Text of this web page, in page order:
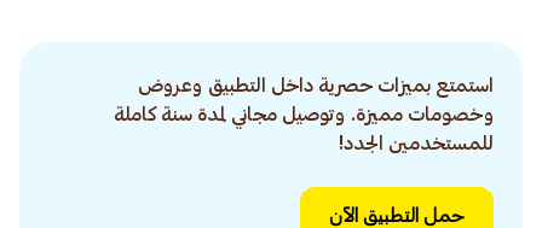
استمتع بميزات حصرية داخل التطبيق وعروض
وخصومات مميزة. وتوصيل مجاني لمدة سنة كاملة
للمستخدمين الجدد!
حمل التطبيق الآن